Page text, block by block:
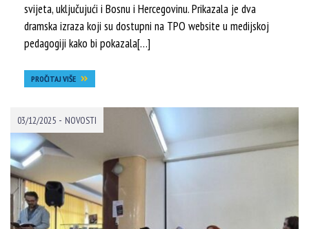
svijeta, uključujući i Bosnu i Hercegovinu. Prikazala je dva
dramska izraza koji su dostupni na TPO website u medijskoj
pedagogiji kako bi pokazala[…]
PROČITAJ VIŠE
03/12/2025 - NOVOSTI